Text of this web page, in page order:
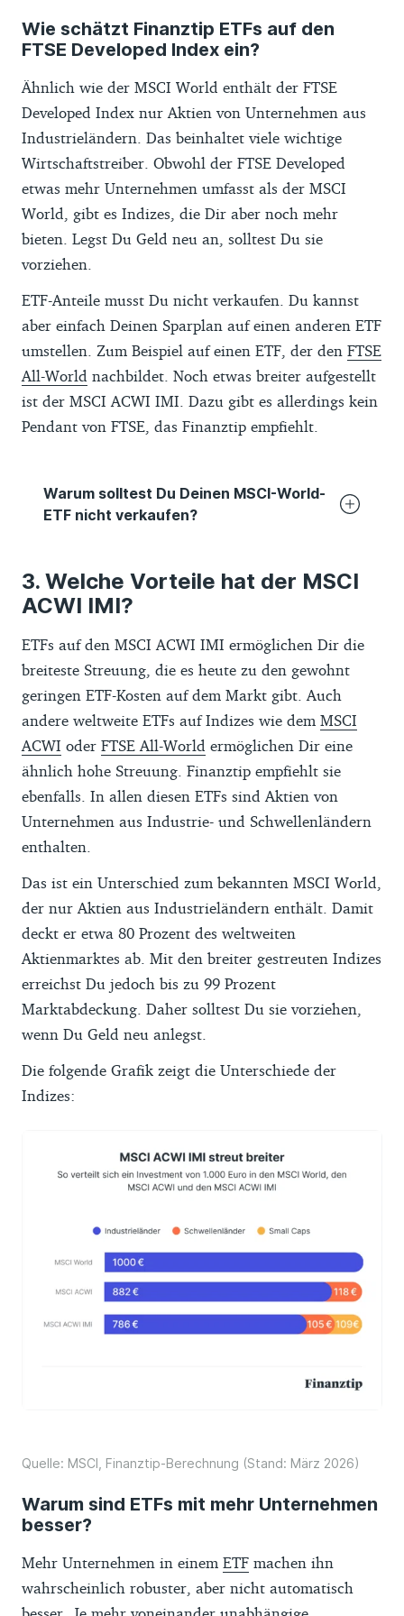
World-ETFs. Finanztip empfiehlt Dir auf
dieses veränderte Angebot zu reagieren.
ermöglichen.
Summe in dem MSCI-World-ETF in Deinem
Depot angesammelt hat, ist das Umleiten
Deines Sparplans ausreichend. Anteile
verkaufen musst Du nicht. Möchtest Du
Dein Depot aber trotzdem verändern, liest
Du in diesem Ratgeber mehr dazu, wie Du
zu einem MSCI-World-Depot sinnvoll
Aktien-ETFs hinzufügst, die Dir eine
breitere Streuung ermöglichen.
Eine Übersicht über alle ETFs auf den
World, die Finanztip empfohlen hat, findest
Du in diesem Ratgeber. In unserer App und
unserem Newsletter informieren wir Dich,
falls es neue Erkenntnisse zu diesen ETFs
gibt, die für Dich als Anlegerin oder Anleger
relevant sind.
Wie schätzt Finanztip ETFs auf den
FTSE Developed Index ein?
Ähnlich wie der MSCI World enthält der FTSE
Developed Index nur Aktien von Unternehmen aus
Industrieländern. Das beinhaltet viele wichtige
Wirtschaftstreiber. Obwohl der FTSE Developed
etwas mehr Unternehmen umfasst als der MSCI
World, gibt es Indizes, die Dir aber noch mehr
bieten. Legst Du Geld neu an, solltest Du sie
vorziehen.
ETF-Anteile musst Du nicht verkaufen. Du kannst
aber einfach Deinen Sparplan auf einen anderen ETF
umstellen. Zum Beispiel auf einen ETF, der den FTSE
All-World nachbildet. Noch etwas breiter aufgestellt
ist der MSCI ACWI IMI. Dazu gibt es allerdings kein
Pendant von FTSE, das Finanztip empfiehlt.
Warum solltest Du Deinen MSCI-World-
ETF nicht verkaufen?
breitereETFsempfiehlt, brauchst Du
bereits gekaufte Anteile an einem ETF auf
den MSCI World nicht zu verkaufen. Du
kannst einfach Deinen Sparplan stoppen
und mit demselben Betrag einen breiteren
ETF besparen.
Ein Verkauf wäre nachteilig für Dich, denn
damit zahltest Du nicht nur
Transaktionskosten, sondern müsstest die
Gewinne, die Du bereits gemacht hast,
versteuern. Besonders wenn Du Deine
Anteile schon vor Jahren gekauft hast,
kann die
Steuer ganz schön hoch ausfallen.
Das verringerte dann Dein angelegtes
Vermögen, obwohl Du es auch weiterhin in
voller Höhe für Dich arbeiten lassen
könntest. Du profitierst mit einem Verkauf
nicht mehr vom Zineszinseffekt.
Genügt es Dir nicht den Sparplan Deines
sich eignen und welche Höhe diese
Beimischungen haben sollten, liest Du in
Welche Vorteile hat der MSCI
ACWI IMI?
ETFs auf den MSCI ACWI IMI ermöglichen Dir die
breiteste Streuung, die es heute zu den gewohnt
geringen ETF-Kosten auf dem Markt gibt. Auch
andere weltweite ETFs auf Indizes wie dem MSCI
ACWI oder FTSE All-World ermöglichen Dir eine
ähnlich hohe Streuung. Finanztip empfiehlt sie
ebenfalls. In allen diesen ETFs sind Aktien von
Unternehmen aus Industrie- und Schwellenländern
enthalten.
Das ist ein Unterschied zum bekannten MSCI World,
der nur Aktien aus Industrieländern enthält. Damit
deckt er etwa 80 Prozent des weltweiten
Aktienmarktes ab. Mit den breiter gestreuten Indizes
erreichst Du jedoch bis zu 99 Prozent
Marktabdeckung. Daher solltest Du sie vorziehen,
wenn Du Geld neu anlegst.
Die folgende Grafik zeigt die Unterschiede der
Indizes:
Quelle: MSCI, Finanztip-Berechnung (Stand: März 2026)
Warum sind ETFs mit mehr Unternehmen
besser?
Mehr Unternehmen in einem ETF machen ihn
wahrscheinlich robuster, aber nicht automatisch